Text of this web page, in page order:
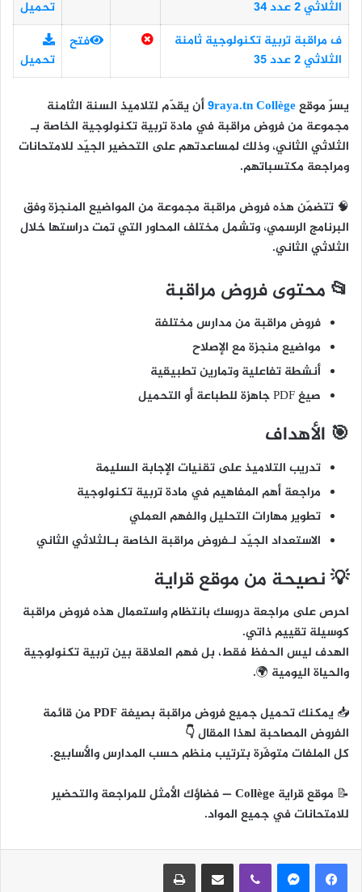
الثلاثي 2 عدد 34
تحميل
ف مراقبة تربية تكنولوجية ثامنة
الثلاثي 2 عدد 35
فتح
تحميل
يسرّ موقع9raya.tn Collègeأن يقدّم لتلاميذ السنة الثامنة
مجموعة منفروض مراقبة في مادة تربية تكنولوجية الخاصة بـ
الثلاثي الثاني، وذلك لمساعدتهم على التحضير الجيّد للامتحانات
ومراجعة مكتسباتهم.
🧠 تتضمّن هذه فروض مراقبة مجموعة من المواضيع المنجزة وفق
البرنامج الرسمي، وتشمل مختلف المحاور التي تمت دراستها خلال
الثلاثي الثاني.
📂 محتوى فروض مراقبة
فروض مراقبة من مدارس مختلفة
مواضيع منجزة مع الإصلاح
أنشطة تفاعلية وتمارين تطبيقية
صيغ PDF جاهزة للطباعة أو التحميل
🎯 الأهداف
تدريب التلاميذ على تقنيات الإجابة السليمة
مراجعة أهم المفاهيم في مادة تربية تكنولوجية
تطوير مهارات التحليل والفهم العملي
الاستعداد الجيّد لـفروض مراقبة الخاصة بـالثلاثي الثاني
💡 نصيحة من موقع قراية
احرص على مراجعة دروسك بانتظام واستعمال هذه فروض مراقبة
كوسيلة تقييم ذاتي.
الهدف ليس الحفظ فقط، بلفهم العلاقة بين تربية تكنولوجية
والحياة اليومية 🌍.
📥
يمكنك تحميل جميع فروض مراقبة بصيغة PDF من قائمة
الفروض المصاحبة لهذا المقال 👇
كل الملفات متوفّرة بترتيب منظم حسب المدارس والأسابيع.
📝 موقع قراية Collège
— فضاؤك الأمثل للمراجعة والتحضير
للامتحانات في جميع المواد.
مشاركة عبر البريد